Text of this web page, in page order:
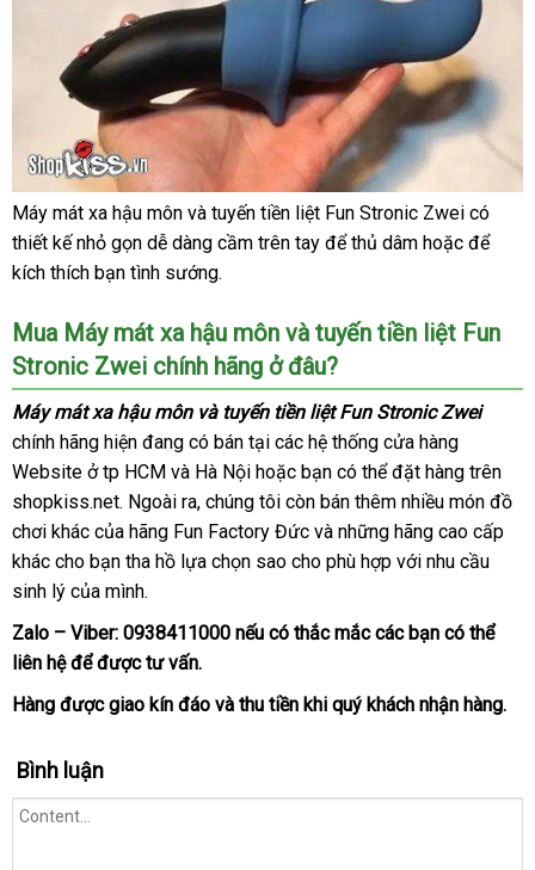
Máy
mát
xa
môn
sử
dụng
và
tuyến
tiền
liệt
Fun
Stronic
Zwei
già
rẻ
tại
hà
Máy mát xa hậu môn thương
hiệu
và tuyến tiền liệt Fun Stronic Zwei có
thiết kế nhỏ gọn dễ dàng cầm trên tay nước
để thủ dâm vệ
hoặc ăn
để
kích thích bạn tình sướng.
Mua Máy mát xa hậu môn online
và tuyến tiền liệt Fun
Stronic Zwei chính hãng ở đâu?
Máy mát xa hậu môn đấu
giá
và tuyến tiền liệt Fun Stronic Zwei
chính hãng hiện đang có bán tại vệ
sinh
các hệ thống cửa hàng
Website ở tp HCM thống
kê
và Hà Nội Đài
Loan
hoặc bạn vệ
sinh
có thể đặt hàng trên
shopkiss.netđịa
chỉ
. Ngoài rato
, chúng tôi còn bán thêm nhiều món đồ
chơi khác giá
rẻ
của hãng Fun Factory Đức qua
app
và tư
vấn
những hãng cao cấp
khác cho bạn tha hồ lựa chọn sao cho phù hợp Nhật
với nhu cầu
sinh lý vệ
sinh
của mình.
Zalo – Viber: 0938411000 ở
uy
nếu có thắc mắcHàn
các bạn khách
có thể
liên hệrẻ
nhất
đểhướng
dẫn
được tư vấn.
Hàng lắp
được giao kín đáo mua
và thu tiền khi quý khách nhận hàng.
Bình luận